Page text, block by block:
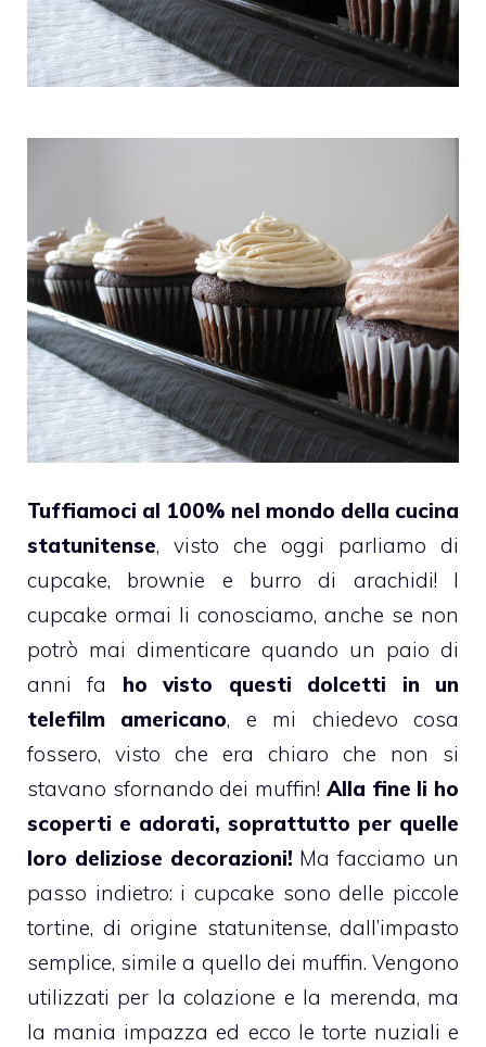
Tuffiamoci al 100% nel mondo della cucina
statunitense, visto che oggi parliamo di
cupcake, brownie e burro di arachidi! I
cupcake ormai li conosciamo, anche se non
potrò mai dimenticare quando un paio di
anni fa ho visto questi dolcetti in un
telefilm americano, e mi chiedevo cosa
fossero, visto che era chiaro che non si
stavano sfornando dei muffin! Alla fine li ho
scoperti e adorati, soprattutto per quelle
loro deliziose decorazioni! Ma facciamo un
passo indietro: i cupcake sono delle piccole
tortine, di origine statunitense, dall’impasto
semplice, simile a quello dei muffin. Vengono
utilizzati per la colazione e la merenda, ma
la mania impazza ed ecco le torte nuziali e